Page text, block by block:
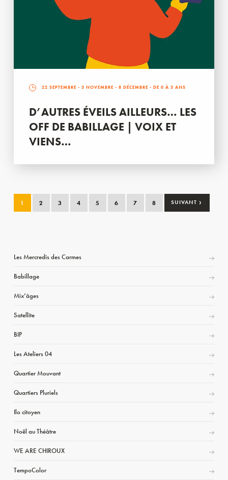
22 SEPTEMBRE - 3 NOVEMBRE - 8 DÉCEMBRE - DE 0 À 3 ANS
D’AUTRES ÉVEILS AILLEURS… LES
OFF DE BABILLAGE | VOIX ET
VIENS…
1 2 3 4 5 6 7 8 SUIVANT ›
Les Mercredis des Carmes
Babillage
Mix’âges
Satellite
BIP
Les Ateliers 04
Quartier Mouvant
Quartiers Pluriels
Ilo citoyen
Noël au Théâtre
WE ARE CHIROUX
TempoColor